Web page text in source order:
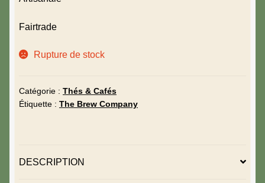
Fairtrade
Rupture de stock
Catégorie : Thés & Cafés
Étiquette : The Brew Company
DESCRIPTION